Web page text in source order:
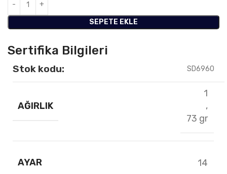
SEPETE EKLE
Sertifika Bilgileri
Stok kodu: SD6960
AĞIRLIK
1
,
73 gr
AYAR 14